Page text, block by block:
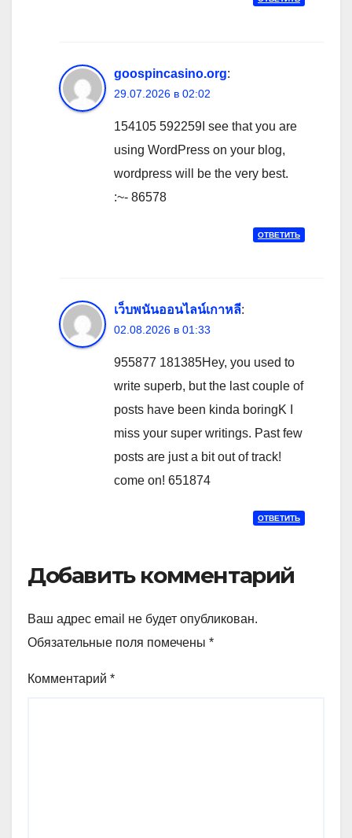
goospincasino.org:
29.07.2026 в 02:02
154105 592259I see that you are
using WordPress on your blog,
wordpress will be the very best.
:~- 86578
ОТВЕТИТЬ
เว็บพนันออนไลน์เกาหลี:
02.08.2026 в 01:33
955877 181385Hey, you used to
write superb, but the last couple of
posts have been kinda boringK I
miss your super writings. Past few
posts are just a bit out of track!
come on! 651874
ОТВЕТИТЬ
Добавить комментарий
Ваш адрес email не будет опубликован.
Обязательные поля помечены *
Комментарий *